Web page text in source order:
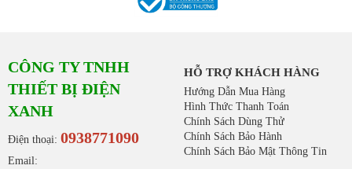
CÔNG TY TNHH
THIẾT BỊ ĐIỆN
XANH
Điện thoại: 0938771090
Email:
HỖ TRỢ KHÁCH HÀNG
Hướng Dẫn Mua Hàng
Hình Thức Thanh Toán
Chính Sách Dùng Thử
Chính Sách Bảo Hành
Chính Sách Bảo Mật Thông Tin